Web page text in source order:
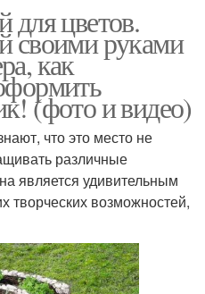
для цветов.
своими руками
как
(фото и видео)
что это место не
различные
является удивительным
творческих возможностей,